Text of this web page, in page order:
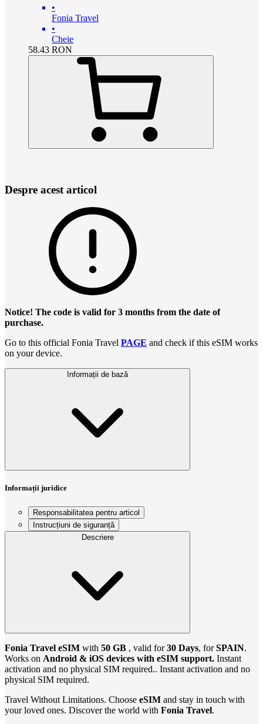
•
Fonia Travel
•
Cheie
58.43 RON
Despre acest articol
Notice! The code is valid for 3 months from the date of
purchase.
Go to this official Fonia Travel PAGE and check if this eSIM works
on your device.
Informații de bază
Informații juridice
Responsabilitatea pentru articol
Instrucțiuni de siguranță
Descriere
Fonia Travel eSIM with 50 GB , valid for30 Days, forSPAIN.
Works on Android & iOS devices with eSIM support. Instant
activation and no physical SIM required.. Instant activation and no
physical SIM required.
Travel Without Limitations. Choose eSIM and stay in touch with
your loved ones. Discover the world with Fonia Travel.